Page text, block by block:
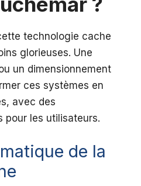
technologie cache
glorieuses. Une
un dimensionnement
ces systèmes en
avec des
pour les utilisateurs.
de la